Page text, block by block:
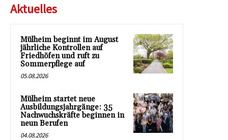
Aktuelles
Mülheim beginnt im August
jährliche Kontrollen auf
Friedhöfen und ruft zu
Sommerpflege auf
05.08.2026
Mülheim startet neue
Ausbildungsjahrgänge: 35
Nachwuchskräfte beginnen in
neun Berufen
04.08.2026